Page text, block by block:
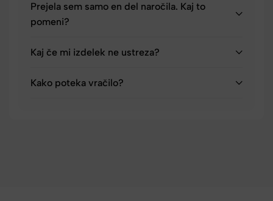
Prejela sem samo en del naročila. Kaj to
pomeni?
Kaj če mi izdelek ne ustreza?
Kako poteka vračilo?